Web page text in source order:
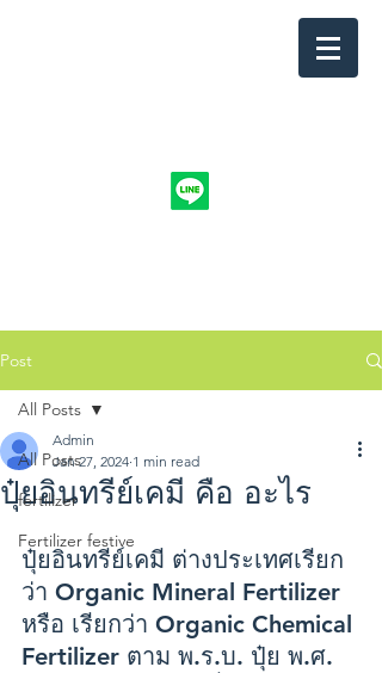
Post
All Posts
fertilizer
Fertilizer festive
All Posts
ปุ๋ยอินทรีย์เคมี คือ อะไร
Admin
Jan 27, 2024 1 min read
ปุ๋ยอินทรีย์เคมี ต่างประเทศเรียก
ว่า Organic Mineral Fertilizer
หรือ เรียกว่า Organic Chemical
Fertilizer ตาม พ.ร.บ. ปุ๋ย พ.ศ.